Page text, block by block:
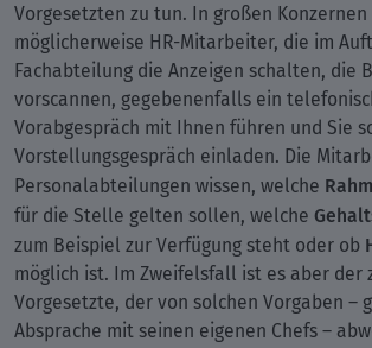
Vorgesetzten zu tun. In großen Konzernen
möglicherweise HR-Mitarbeiter, die im
Fachabteilung die Anzeigen schalten, die
vorscannen, gegebenenfalls ein
Vorabgespräch mit Ihnen führen und Sie
Vorstellungsgespräch einladen. Die
Personalabteilungen wissen, welche
für die Stelle gelten sollen, welche
zum Beispiel zur Verfügung steht oder ob
möglich ist. Im Zweifelsfall ist es aber der
Vorgesetzte, der von solchen Vorgaben –
Absprache mit seinen eigenen Chefs –